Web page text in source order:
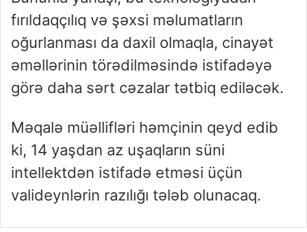
fırıldaqçılıq və şəxsi məlumatların
oğurlanması da daxil olmaqla, cinayət
əməllərinin törədilməsində istifadəyə
görə daha sərt cəzalar tətbiq ediləcək.
Məqalə müəllifləri həmçinin qeyd edib
ki, 14 yaşdan az uşaqların süni
intellektdən istifadə etməsi üçün
valideynlərin razılığı tələb olunacaq.